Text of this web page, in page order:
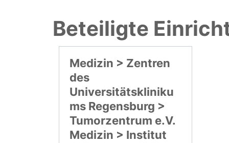
Beteiligte
Medizin > Zentren
des
Universitätskliniku
ms Regensburg >
Tumorzentrum e.V.
Medizin > Institut